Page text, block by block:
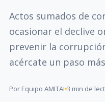
Actos sumados de
ocasionar el declive
prevenir la
acércate un paso
Por Equipo AMITAI 3 min de